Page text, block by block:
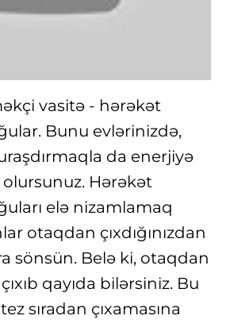
vasitə - hərəkət
Bunu evlərinizdə,
da enerjiyə
Hərəkət
elə nizamlamaq
otaqdan çıxdığınızdan
sönsün. Belə ki, otaqdan
qayıda bilərsiniz. Bu
sıradan çıxamasına